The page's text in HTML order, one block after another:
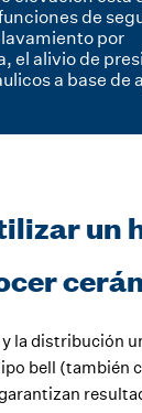
de
por
el alivio de
a base de
un
la distribución
bell (también